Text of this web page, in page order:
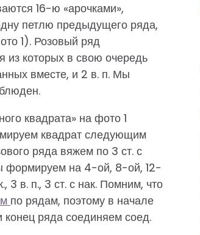
16-ю «арочками»,
петлю предыдущего ряда,
1). Розовый ряд
из которых в свою очередь
вместе, и 2 в. п. Мы
квадрата» на фото 1
квадрат следующим
ряда вяжем по 3 ст. с
формируем на 4-ой, 8-ой, 12-
3 в. п., 3 ст. с нак. Помним, что
по рядам, поэтому в начале
ряда соединяем соед.